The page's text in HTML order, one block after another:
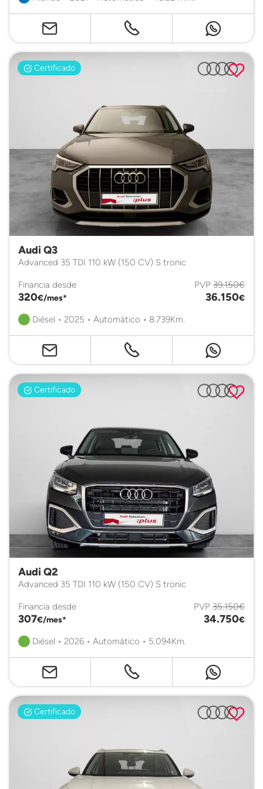
Certificado
Audi Q3
Advanced 35 TDI 110 kW (150 CV) S tronic
Financia desde
320€/mes*
PVP 39.150€
36.150€
Diésel • 2025 • Automático • 8.739Km.
Certificado
Audi Q2
Advanced 35 TDI 110 kW (150 CV) S tronic
Financia desde
307€/mes*
PVP 35.150€
34.750€
Diésel • 2026 • Automático • 5.094Km.
Certificado